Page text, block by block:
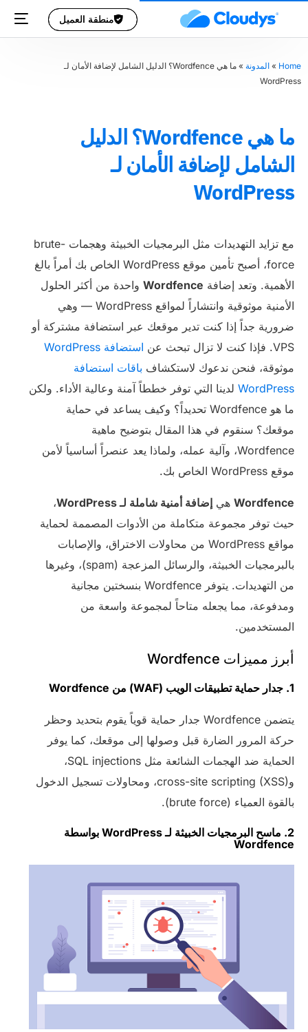
منطقة العميل
منطقة العميل
Home
» المدونة »
ما هي Wordfence؟ الدليل الشامل لإضافة الأمان لـ
WordPress
ما هي Wordfence؟ الدليل
الشامل لإضافة الأمان لـ
WordPress
مع تزايد التهديدات مثل البرمجيات الخبيثة وهجمات brute-
force، أصبح تأمين موقع WordPress الخاص بك أمراً بالغ
الأهمية. وتعد إضافة Wordfence واحدة من أكثر الحلول
الأمنية موثوقية وانتشاراً لمواقع WordPress — وهي
ضرورية جداً إذا كنت تدير موقعك عبر استضافة مشتركة أو
VPS. فإذا كنت لا تزال تبحث عن
استضافة WordPress
موثوقة، فنحن ندعوك لاستكشاف باقات استضافة
WordPress لدينا التي توفر خططاً آمنة وعالية الأداء. ولكن
ما هو Wordfence تحديداً؟ وكيف يساعد في حماية
موقعك؟ سنقوم في هذا المقال بتوضيح ماهية
Wordfence، وآلية عمله، ولماذا يعد عنصراً أساسياً لأمن
موقع WordPress الخاص بك.
Wordfence هي إضافة أمنية شاملة لـ WordPress
،
حيث توفر مجموعة متكاملة من الأدوات المصممة لحماية
مواقع WordPress من محاولات الاختراق، والإصابات
بالبرمجيات الخبيثة، والرسائل المزعجة (spam)، وغيرها
من التهديدات. يتوفر Wordfence بنسختين مجانية
ومدفوعة، مما يجعله متاحاً لمجموعة واسعة من
المستخدمين.
أبرز مميزات Wordfence
1. جدار حماية تطبيقات الويب (WAF) من Wordfence
يتضمن Wordfence جدار حماية قوياً يقوم بتحديد وحظر
حركة المرور الضارة قبل وصولها إلى موقعك، كما يوفر
الحماية ضد الهجمات الشائعة مثل SQL injections،
وcross-site scripting (XSS)، ومحاولات تسجيل الدخول
بالقوة العمياء (brute force).
2. ماسح البرمجيات الخبيثة لـ WordPress بواسطة
Wordfence